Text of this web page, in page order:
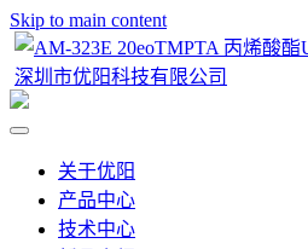
Skip to main content
关于优阳
产品中心
技术中心